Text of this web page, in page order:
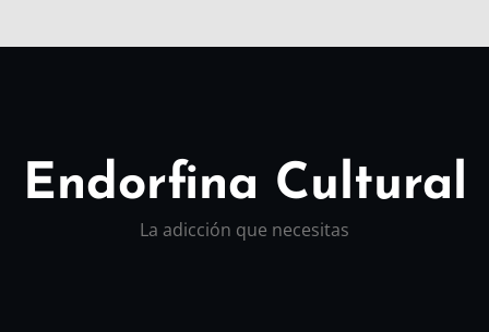
Endorfina Cultural
La adicción que necesitas